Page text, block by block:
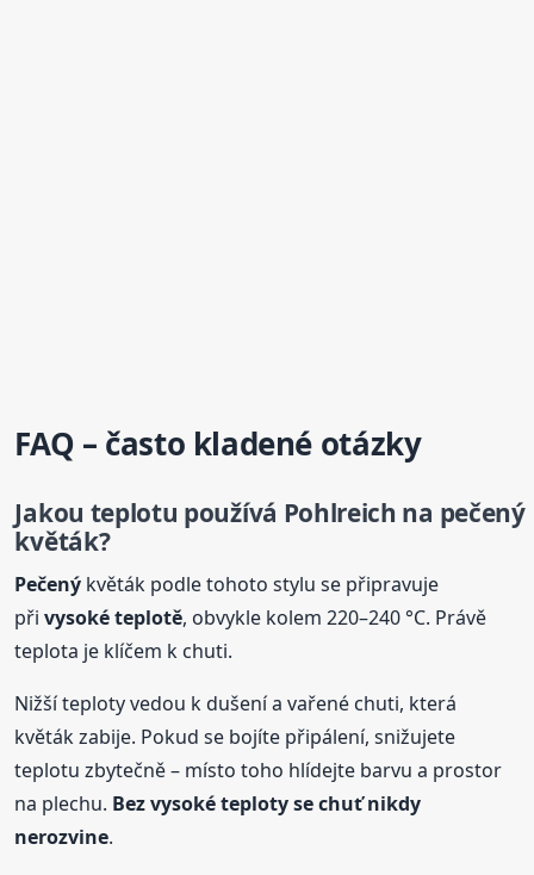
FAQ – často kladené otázky
Jakou teplotu používá Pohlreich na pečený
květák?
Pečený květák podle tohoto stylu se připravuje
přivysoké teplotě, obvykle kolem 220–240 °C. Právě
teplota je klíčem k chuti.
Nižší teploty vedou k dušení a vařené chuti, která
květák zabije. Pokud se bojíte připálení, snižujete
teplotu zbytečně – místo toho hlídejte barvu a prostor
na plechu. Bez vysoké teploty se chuť nikdy
nerozvine.